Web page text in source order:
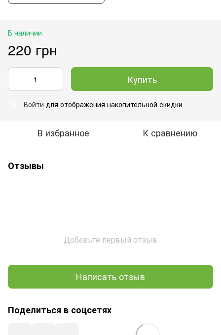
В наличии
220 грн
Купить
Войти для отображения накопительной скидки
В избранное К сравнению
Отзывы
Добавьте первый отзыв
Написать отзыв
Поделиться в соцсетях